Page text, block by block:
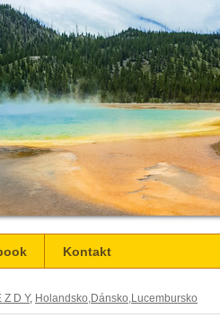
Kontakt
Z D Y, Holandsko,Dánsko,Lucembursko